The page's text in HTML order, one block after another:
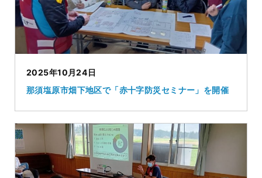
2025年10月24日
那須塩原市畑下地区で「赤十字防災セミナー」を開催